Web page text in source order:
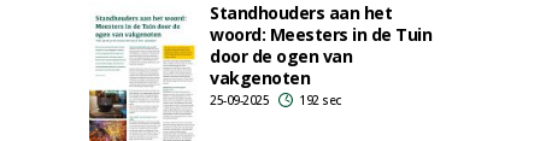
Standhouders aan het
woord: Meesters in de Tuin
door de ogen van
vakgenoten
25-09-2025 192 sec